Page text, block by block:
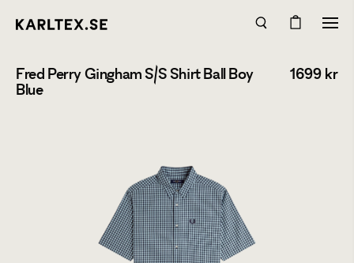
Fred Perry Gingham S/S Shirt Ball Boy
Blue
1699 kr